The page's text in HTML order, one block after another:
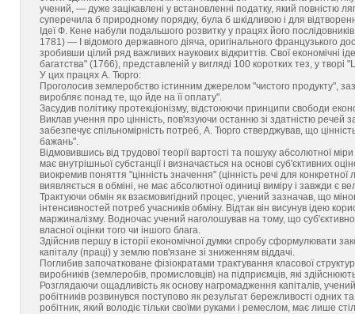
учений, — дуже зацікавлені у встановленні податку, який повністю
суперечила б природному порядку, була б шкідливою і для
Ідеї Ф. Кене набули подальшого розвитку у працях його
1781) — І відомого державного діяча, оригінального французького
зробивши цілий ряд важливих наукових відкриттів. Свої економічні
багатства" (1766), представленій у вигляді 100 коротких тез, у творі
У цих працях А. Тюрго:
Проголосив землеробство істинним джерелом "чистого продукту",
виробляє понад те, що йде на її оплату".
Засудив політику протекціонізму, відстоюючи принципи свободи
Виклав учення про цінність, пов'язуючи останню зі здатністю речей
забезпечує спільномірність потреб, А. Тюрго стверджував, що
бажань".
Відмовившись від трудової теорії вартості та пошуку абсолютної
має внутрішньої субстанції і визначається на основі суб'єктивних
виокремив поняття "цінність значення" (цінність речі для
виявляється в обміні, не має абсолютної одиниці виміру і завжди є
Трактуючи обмін як взаємовигідний процес, учений зазначав, що
інтенсивностей потреб учасників обміну. Відтак він висунув ідею
маржиналізму. Водночас учений наголошував на тому, що суб'єктивно
власної оцінки того чи іншого блага.
Здійснив першу в історії економічної думки спробу сформулювати
капіталу (праці) у землю пов'язане зі зниженням віддачі.
Поглибив започатковане фізіократами трактування класової
виробників (землеробів, промисловців) на підприємців, які
Розглядаючи ощадливість як основу нагромадження капіталів,
робітників розвинувся поступово як результат бережливості
робітник, який володіє тільки своїми руками і ремеслом, має лише